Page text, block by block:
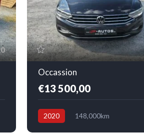
Occassion
€13 500,00
2020
148,000km